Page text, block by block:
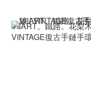
VIIART。鐵路。花梨
VINTAGE復古手鏈手